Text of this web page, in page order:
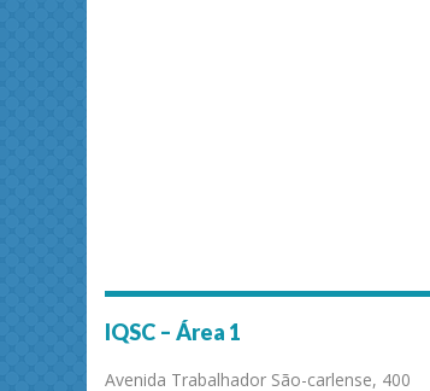
IQSC – Área 1
Avenida Trabalhador São-carlense, 400